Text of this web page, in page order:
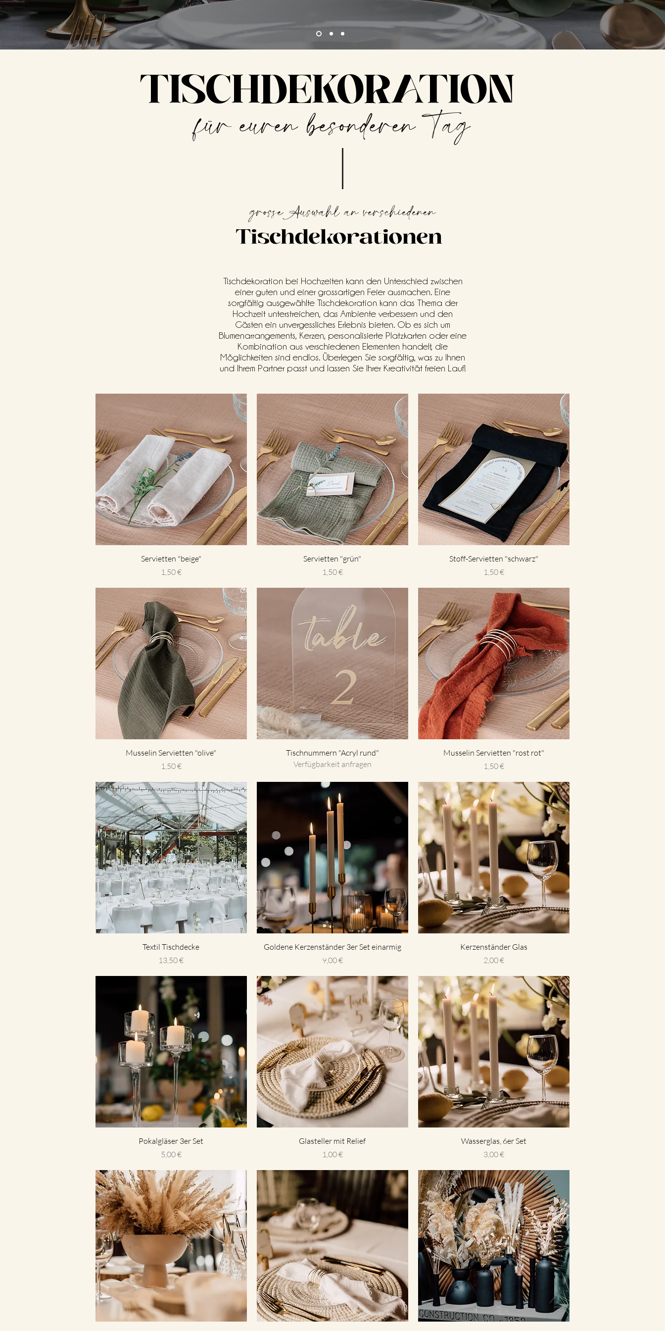
TISCHDEKORATION
für euren besonderen Tag
grosse Auswahl an verschiedenen
Tischdekorationen
Tischdekoration bei Hochzeiten kann den Unterschied zwischen
einer guten und einer grossartigen Feier ausmachen. Eine
sorgfältig ausgewählte Tischdekoration kann das Thema der
Hochzeit unterstreichen, das Ambiente verbessern und den
Gästen ein unvergessliches Erlebnis bieten. Ob es sich um
Blumenarrangements, Kerzen, personalisierte Platzkarten oder eine
Kombination aus verschiedenen Elementen handelt, die
Möglichkeiten sind endlos. Überlegen Sie sorgfältig, was zu Ihnen
und Ihrem Partner passt und lassen Sie Ihrer Kreativität freien Lauf!
Servietten "beige"
Preis
1,50 €
Servietten "grün"
Preis
1,50 €
Stoff-Servietten "schwarz"
Preis
1,50 €
Musselin Servietten "olive"
Preis
1,50 €
Tischnummern "Acryl rund"
Verfügbarkeit anfragen
Musselin Servietten "rost rot"
Preis
1,50 €
Textil Tischdecke
Preis
13,50 €
Goldene Kerzenständer 3er Set einarmig
Preis
9,00 €
Kerzenständer Glas
Preis
2,00 €
Pokalgläser 3er Set
Preis
5,00 €
Glasteller mit Relief
Preis
1,00 €
Wasserglas, 6er Set
Preis
3,00 €